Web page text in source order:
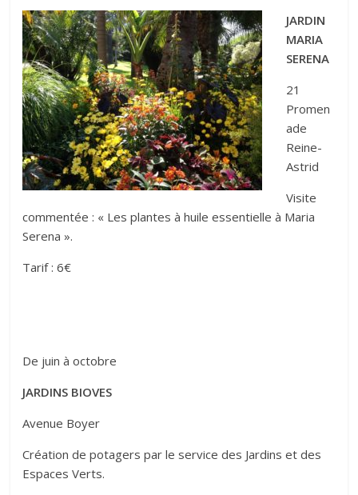
JARDIN
MARIA
SERENA
21
Promen
ade
Reine-
Astrid
Visite
commentée : « Les plantes à huile essentielle à Maria
Serena ».
Tarif : 6€
De juin à octobre
JARDINS BIOVES
Avenue Boyer
Création de potagers par le service des Jardins et des
Espaces Verts.